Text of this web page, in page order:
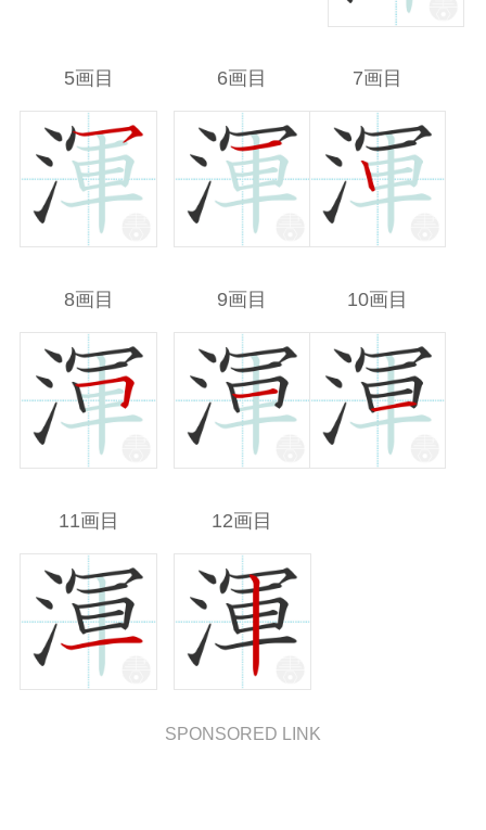
5画目 6画目 7画目
8画目 9画目 10画目
11画目 12画目
SPONSORED LINK